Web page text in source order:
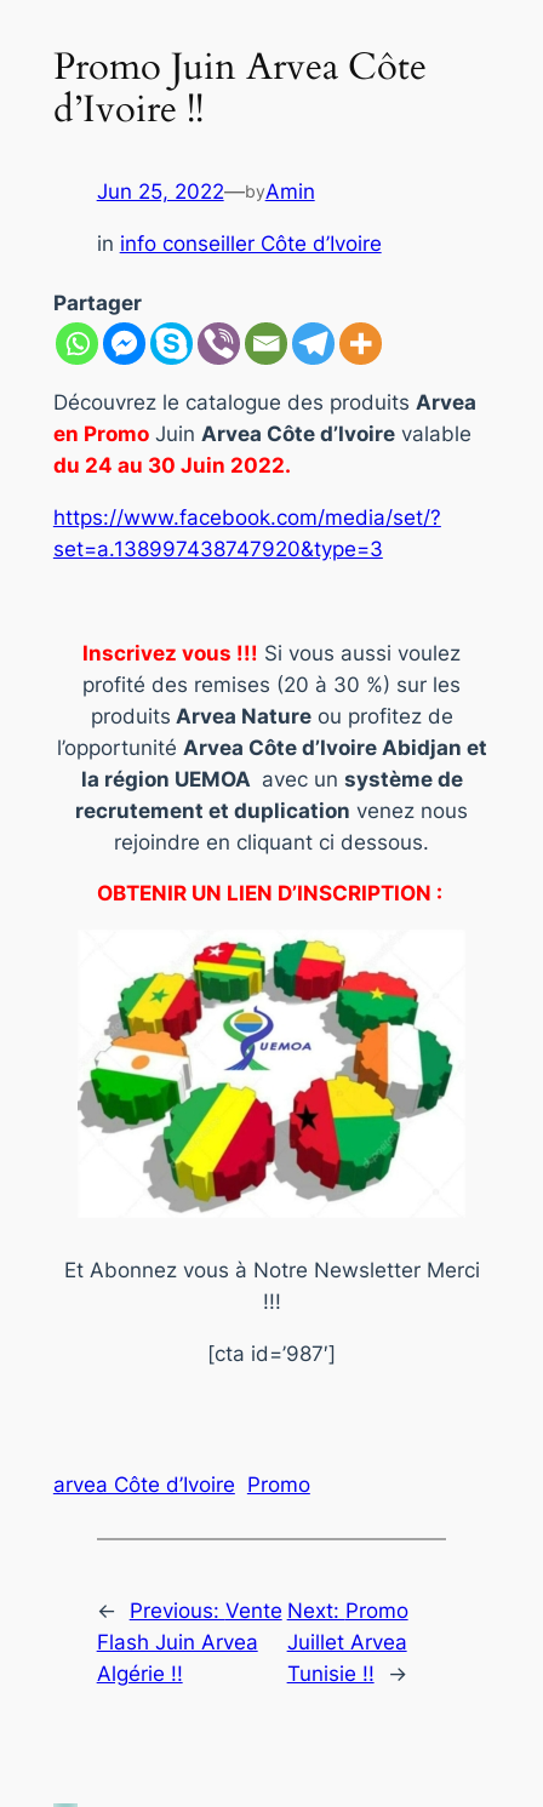
Promo Juin Arvea Côte
d’Ivoire !!
Jun 25, 2022—byAmin
in info conseiller Côte d’Ivoire
Partager
Découvrez le catalogue des produits Arvea
en Promo Juin Arvea Côte d’Ivoirevalable
du 24 au 30 Juin 2022.
https://www.facebook.com/media/set/?
set=a.138997438747920&type=3
Inscrivez vous !!! Si vous aussi voulez
profité des remises (20 à 30 %) sur les
produits Arvea Natureou profitez de
l’opportunité Arvea Côte d’Ivoire Abidjan et
la région UEMOA avec un système de
recrutement et duplication venez nous
rejoindre en cliquant ci dessous.
OBTENIR UN LIEN D’INSCRIPTION :
Et Abonnez vous à Notre Newsletter Merci
!!!
[cta id=’987′]
arvea Côte d’Ivoire Promo
← Previous: Vente
Flash Juin Arvea
Algérie !!
Next: Promo
Juillet Arvea
Tunisie !!
→